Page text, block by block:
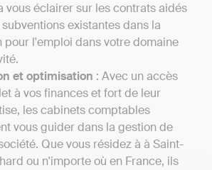
vous éclairer sur les contrats aidés
existantes dans la
pour l'emploi dans votre domaine
et optimisation : Avec un accès
à vos finances et fort de leur
les cabinets comptables
vous guider dans la gestion de
Que vous résidez à à Saint-
ou n'importe où en France, ils